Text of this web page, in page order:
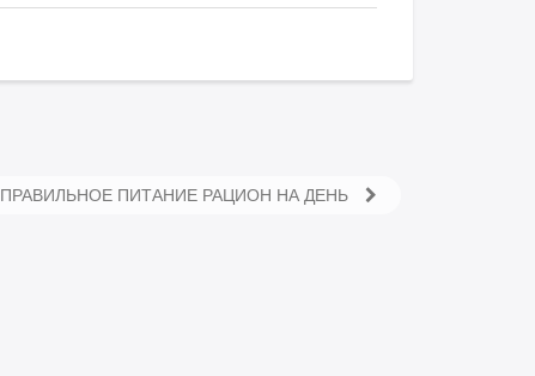
ПРАВИЛЬНОЕ ПИТАНИЕ РАЦИОН НА ДЕНЬ